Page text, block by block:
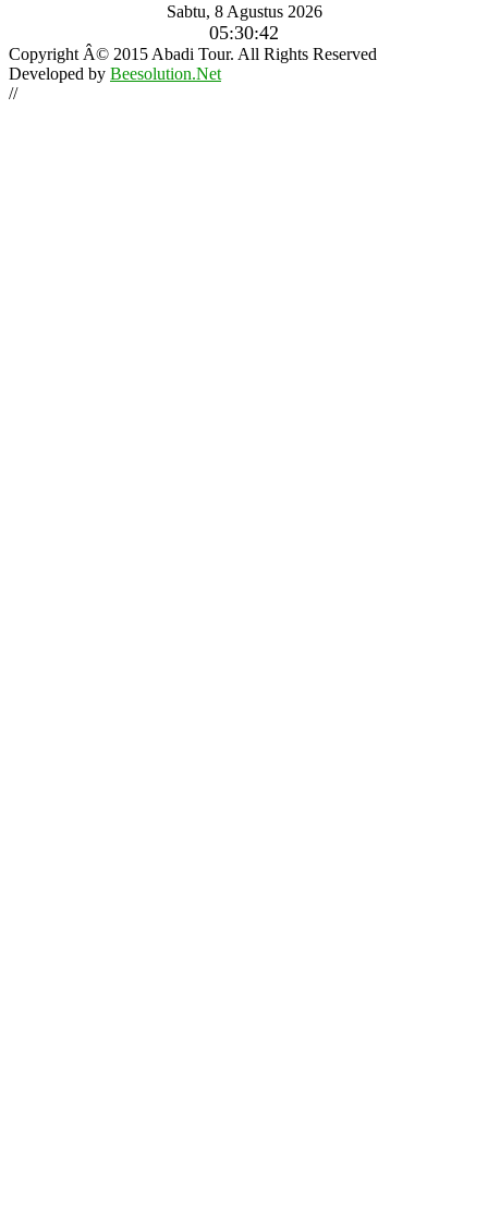
Sabtu, 8 Agustus 2026
05:30:44
Copyright Â© 2015 Abadi Tour. All Rights Reserved
Developed by Beesolution.Net
//